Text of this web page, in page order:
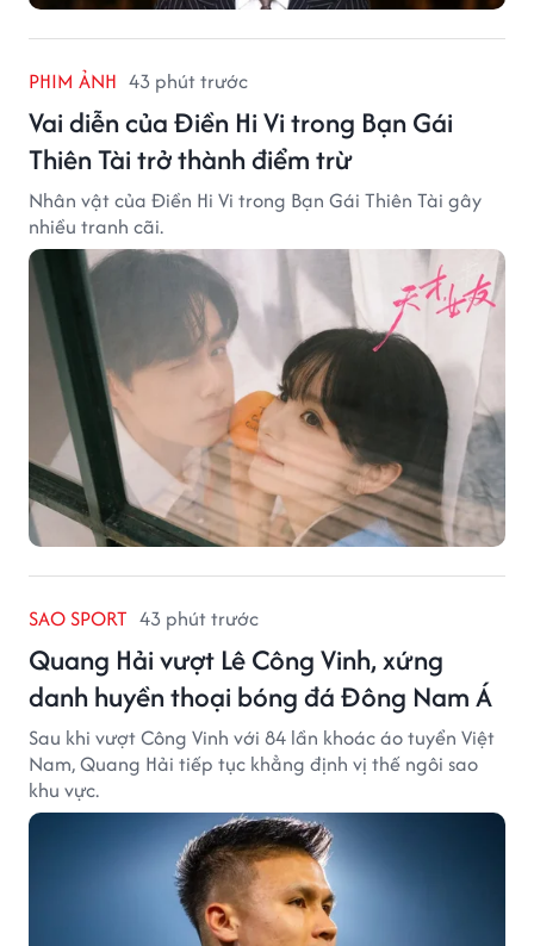
PHIM ẢNH 43 phút trước
Vai diễn của Điền Hi Vi trong Bạn Gái
Thiên Tài trở thành điểm trừ
Nhân vật của Điền Hi Vi trong Bạn Gái Thiên Tài gây
nhiều tranh cãi.
SAO SPORT 43 phút trước
Quang Hải vượt Lê Công Vinh, xứng
danh huyền thoại bóng đá Đông Nam Á
Sau khi vượt Công Vinh với 84 lần khoác áo tuyển Việt
Nam, Quang Hải tiếp tục khẳng định vị thế ngôi sao
khu vực.